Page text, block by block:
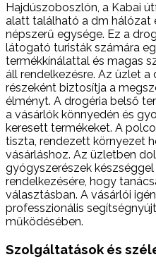
Hajdúszoboszlón, a Kabai
alatt található a dm hálózat
népszerű egysége. Ez a
látogató turisták számára
termékkínálattal és magas
áll rendelkezésre. Az üzlet
részeként biztosítja a
élményt. A drogéria belső
a vásárlók könnyedén és
keresett termékeket. A
tiszta, rendezett környezet
vásárláshoz. Az üzletben
gyógyszerészek
rendelkezésére, hogy
választásban. A vásárlói
professzionális
működésében.
Szolgáltatások és